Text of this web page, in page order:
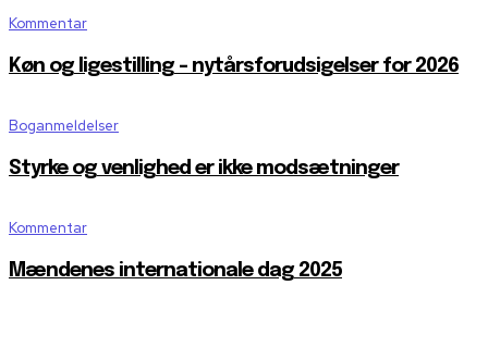
Kommentar
Køn og ligestilling – nytårsforudsigelser for 2026
Boganmeldelser
Styrke og venlighed er ikke modsætninger
Kommentar
Mændenes internationale dag 2025